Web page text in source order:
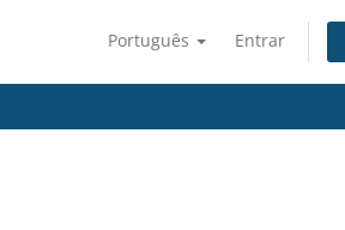
Português Entrar